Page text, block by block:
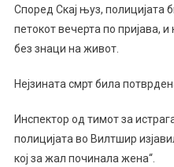
Според Скај њуз, полицијата
петокот вечерта по пријава,
без знаци на живот.
Нејзината смрт била
Инспектор од тимот за
полицијата во Вилтшир
кој за жал починала жена“.